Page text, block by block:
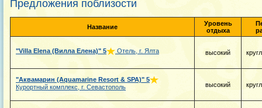
Предложения поблизости
Название
Уровень
отдыха
"Villa Elena (Вилла Елена)" 5 Отель, г. Ялта высокий
"Аквамарин (Aquamarine Resort & SPA)" 5
Курортный комплекс, г. Севастополь
высокий